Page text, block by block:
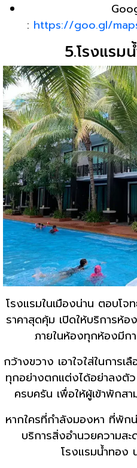
: https://goo.gl/
5.โรงแรม
โรงแรมในเมืองน่าน ตอบโ
ราคาสุดคุ้ม เปิดให้บริการห้
ภายในห้องทุกห้องมีก
กว้างขวาง เอาใจใส่ในการ
ทุกอย่างตกแต่งได้อย่าลงตั
ครบครัน เพื่อให้ผู้เข้าพักส
หากใครที่กำลังมองหา ที่พัก
บริการสิ่งอำนวยความส
โรงแรมน้ำทอง